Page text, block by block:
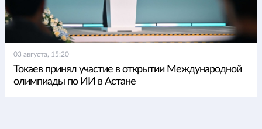
03 августа, 15:20
Токаев принял участие в открытии Международной
олимпиады по ИИ в Астане